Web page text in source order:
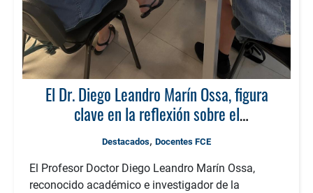
El Dr. Diego Leandro Marín Ossa, figura
clave en la reflexión sobre el
«Tecnocapitalismo» y la investigación
narrativa en el Seminario IICE de la
Universidad de Buenos Aires
Destacados, Docentes FCE
El Profesor Doctor Diego Leandro Marín Ossa,
reconocido académico e investigador de la